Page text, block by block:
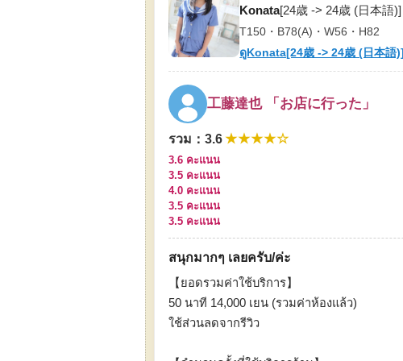
Konata[24歳 -> 24歳 (日本語)]
T150・B78(A)・W56・H82
ดูKonata[24歳 -> 24歳 (日本語)]
工藤達也 「お店に行った」
รวม ：3.6★★★★☆
3.6 คะ
3.5 คะแ
4.0 คะแ
3.5 คะ
3.5 คะ
สนุกมากๆ เลยครับ/ค่ะ
【ยอดรวมค่าใช้บริการ】
50 นาที 14,000 เยน (รวมค่าห้องแล้ว)
ใช้ส่วนลดจากรีวิว